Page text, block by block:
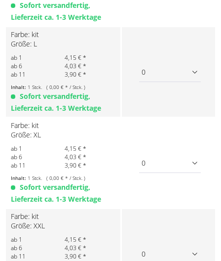
Sofort versandfertig,
Lieferzeit ca. 1-3 Werktage
Farbe: kit
Größe: L
ab 1
4,15 € *
ab 6
4,03 € *
ab 11
3,90 € *
Inhalt: 1 Stck. ( 0,00 € * / Stck. )
Sofort versandfertig,
Lieferzeit ca. 1-3 Werktage
0
Farbe: kit
Größe: XL
ab 1
4,15 € *
ab 6
4,03 € *
ab 11
3,90 € *
Inhalt: 1 Stck. ( 0,00 € * / Stck. )
Sofort versandfertig,
Lieferzeit ca. 1-3 Werktage
0
Farbe: kit
Größe: XXL
ab 1
4,15 € *
ab 6
4,03 € *
ab 11
3,90 € * 0